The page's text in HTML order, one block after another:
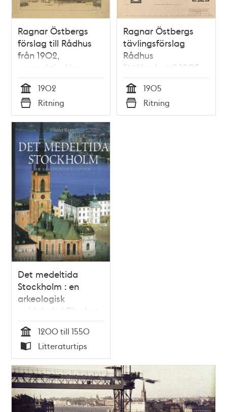
Ragnar Östbergs
förslag till Rådhus
från 1902,
perspektivskiss
Tid
1902
Typ
Ritning
Ragnar Östbergs
tävlingsförslag
Rådhus
”Mälardrott” 1905,
planritning 1 tr.
Tid
1905
Typ
Ritning
Det medeltida
Stockholm : en
arkeologisk
guidebok / Elisabet
Regner
Tid
1200 till 1550
Typ
Litteraturtips